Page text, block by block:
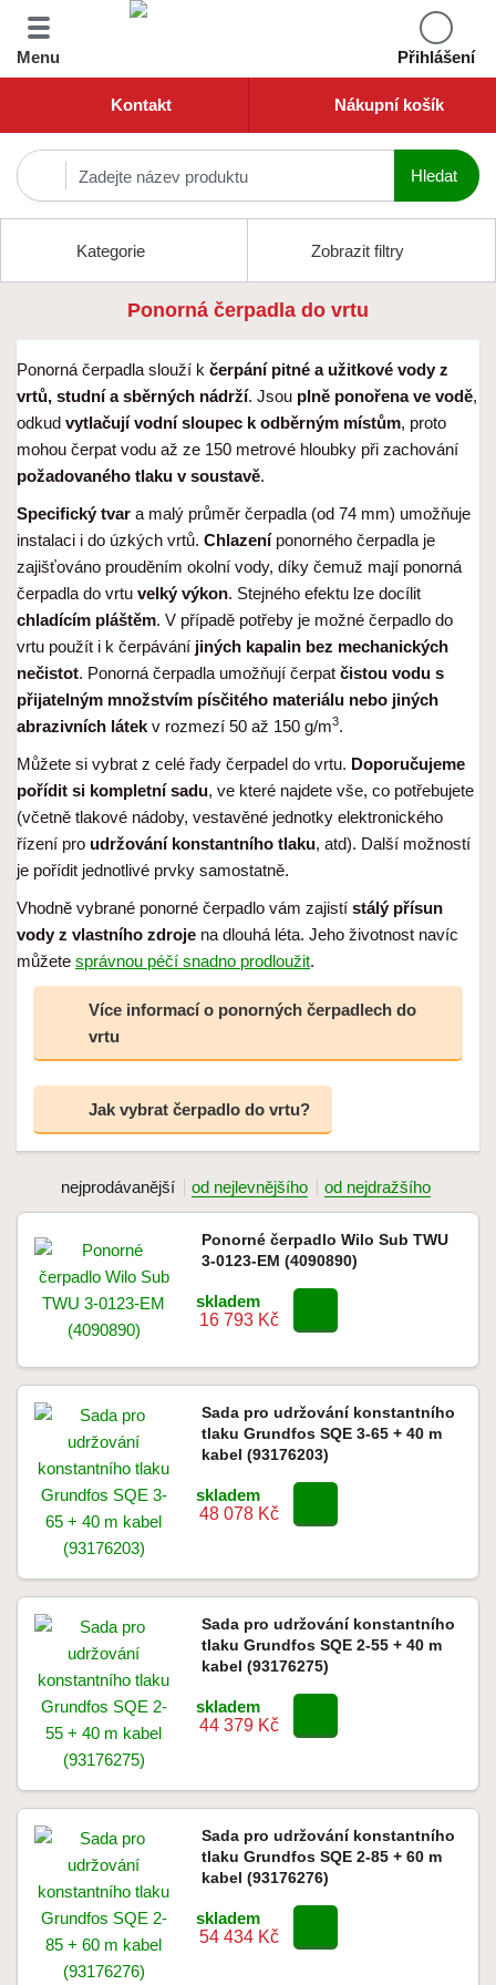
Menu Přihlášení
Kontakt Nákupní košík
Kategorie Zobrazit filtry
Ponorná čerpadla do vrtu
Ponorná čerpadla slouží k čerpání pitné a užitkové vody z
vrtů, studní a sběrných nádrží. Jsou plně ponořena ve vodě,
odkud vytlačují vodní sloupec k odběrným místům, proto
mohou čerpat vodu až ze 150 metrové hloubky při zachování
požadovaného tlaku v soustavě.
Specifický tvar a malý průměr čerpadla (od 74 mm) umožňuje
instalaci i do úzkých vrtů. Chlazeníponorného čerpadla je
zajišťováno prouděním okolní vody, díky čemuž mají ponorná
čerpadla do vrtu velký výkon. Stejného efektu lze docílit
chladícím pláštěm. V případě potřeby je možné čerpadlo do
vrtu použít i k čerpávání jiných kapalin bez mechanických
nečistot. Ponorná čerpadla umožňují čerpat čistou vodu s
přijatelným množstvím písčitého materiálu nebo jiných
abrazivních látek v rozmezí 50 až 150 g/m3.
Můžete si vybrat z celé řady čerpadel do vrtu. Doporučujeme
pořídit si kompletní sadu, ve které najdete vše, co potřebujete
(včetně tlakové nádoby, vestavěné jednotky elektronického
řízení pro udržování konstantního tlaku, atd). Další možností
je pořídit jednotlivé prvky samostatně.
Vhodně vybrané ponorné čerpadlo vám zajistí stálý přísun
vody z vlastního zdroje na dlouhá léta. Jeho životnost navíc
můžete správnou péčí snadno prodloužit.
Více informací o ponorných čerpadlech do
vrtu
Jak vybrat čerpadlo do vrtu?
nejprodávanější od nejlevnějšího od nejdražšího
Ponorné čerpadlo Wilo Sub TWU
3-0123-EM (4090890)
skladem
16 793 Kč
Sada pro udržování konstantního
tlaku Grundfos SQE 3-65 + 40 m
kabel (93176203)
skladem
48 078 Kč
Sada pro udržování konstantního
tlaku Grundfos SQE 2-55 + 40 m
kabel (93176275)
skladem
44 379 Kč
Sada pro udržování konstantního
tlaku Grundfos SQE 2-85 + 60 m
kabel (93176276)
skladem
54 434 Kč